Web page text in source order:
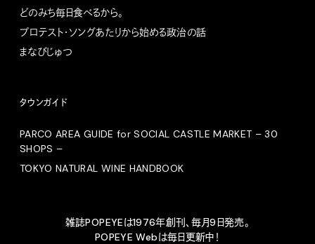
どのみち毎日食べるから。
プロテスト・ソングあたりから始める政治の話
まなびじゅつ
タウンガイド
PARCO AREA GUIDE for SOCIAL CASTLE MARKET – 30
SHOPS –
TOKYO NATURAL WINE HANDBOOK
雑誌POPEYEは1976年創刊、毎月9日発売。
POPEYE Webは毎日更新中！